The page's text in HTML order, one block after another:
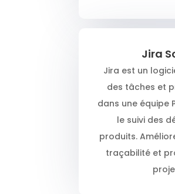
Jira
Jira est un
des tâches et
dans une équipe
le suivi des
produits.
traçabilité et